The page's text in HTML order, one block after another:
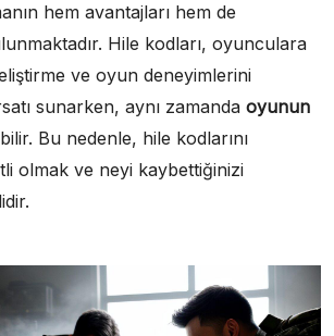
hem avantajları hem de
Hile kodları, oyunculara
ve oyun deneyimlerini
sunarken, aynı zamanda oyunun
Bu nedenle, hile kodlarını
olmak ve neyi kaybettiğinizi